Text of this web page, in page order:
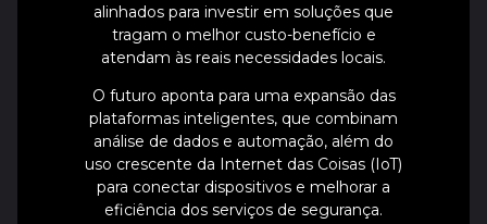
alinhados para investir em soluções que
tragam o melhor custo-benefício e
atendam às reais necessidades locais.
O futuro aponta para uma expansão das
plataformas inteligentes, que combinam
análise de dados e automação, além do
uso crescente da Internet das Coisas (IoT)
para conectar dispositivos e melhorar a
eficiência dos serviços de segurança.